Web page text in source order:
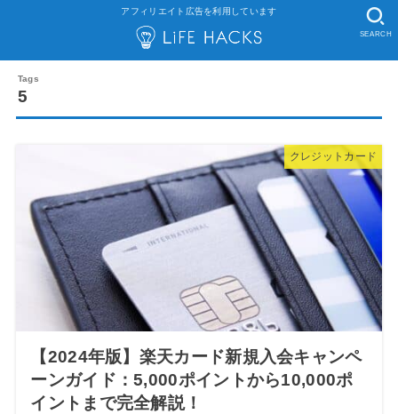
アフィリエイト広告を利用しています
SEARCH
5
クレジットカード
【2024年版】楽天カード新規入会キャンペ
ーンガイド：5,000ポイントから10,000ポ
イントまで完全解説！